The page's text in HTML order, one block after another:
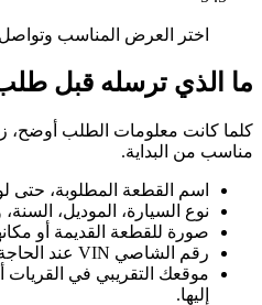
اختر العرض المناسب وتواصل
ما الذي ترسله قبل
كلما كانت معلومات الطلب
مناسب من البداية.
اسم القطعة المطلوبة، حتى
نوع السيارة، الموديل،
صورة للقطعة القديمة أو
رقم الشاصي VIN عند الحاجة لتأكيد التوافق.
موقعك التقريبي في القريات
إليها.